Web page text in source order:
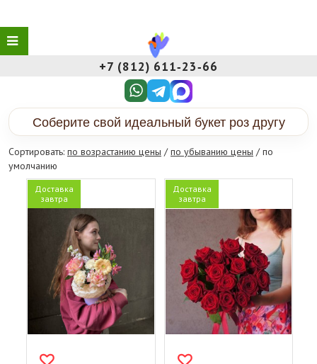
+7 (812) 611‑23‑66
Соберите свой идеальный букет роз другу
Сортировать: по возрастанию цены /по убыванию цены / по
умолчанию
Доставка
завтра
Доставка
завтра